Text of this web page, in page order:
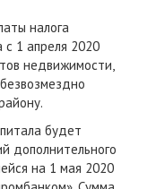
налога
с 1 апреля 2020
недвижимости,
будет
дополнительного
на 1 мая 2020